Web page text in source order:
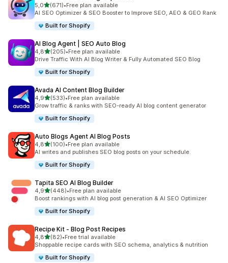
5,0stelle su 5
(671)
671 recensioni totali
•Free plan available
AI SEO Optimizer & SEO Booster to Improve SEO, AEO & GEO Rank
Built for Shopify
AI Blog Agent | SEO Auto Blog
4,8stelle su 5
(205)
205 recensioni totali
•Free plan available
Drive Traffic With AI Blog Writer & Fully Automated SEO Blog
Built for Shopify
Avada AI Content Blog Builder
4,9stelle su 5
(533)
533 recensioni totali
•Free plan available
Grow traffic & ranks with SEO-ready AI blog content generator
Built for Shopify
Auto Blogs Agent AI Blog Posts
4,8stelle su 5
(100)
100 recensioni totali
•Free plan available
AI writes and publishes SEO blog posts on your schedule.
Built for Shopify
Tapita SEO AI Blog Builder
4,9stelle su 5
(448)
448 recensioni totali
•Free plan available
Boost rankings with AI blog post generation & AI SEO Optimizer
Built for Shopify
Recipe Kit ‑ Blog Post Recipes
4,8stelle su 5
(82)
82 recensioni totali
•Free trial available
Shoppable recipe cards with SEO schema, analytics & nutrition
Built for Shopify